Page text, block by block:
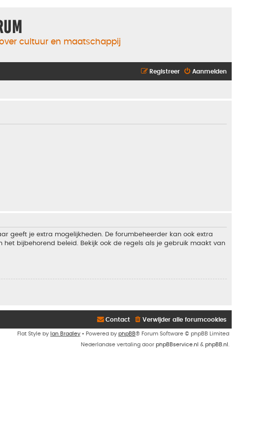
cultuur en maatschappij
Aanmelden
Registreer
geeft je extra mogelijkheden. De forumbeheerder kan ook extra
bijbehorend beleid. Bekijk ook de regels als je gebruik maakt van
Verwijder alle forumcookies
Contact
Flat Style by Ian Bradley • Powered by phpBB® Forum Software © phpBB Limited
Nederlandse vertaling door phpBBservice.nl & phpBB.nl